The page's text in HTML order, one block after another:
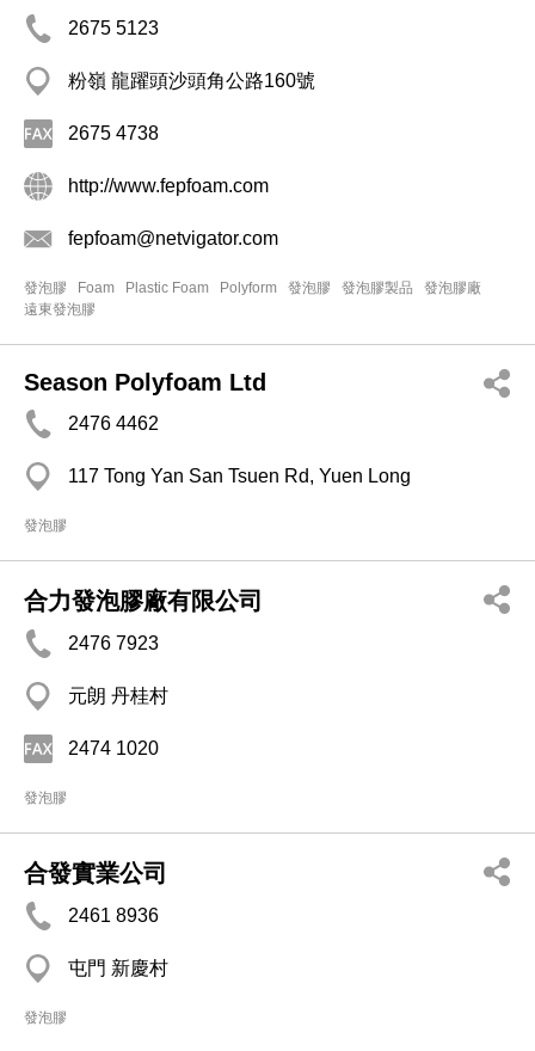
2675 5123
粉嶺 龍躍頭沙頭角公路160號
2675 4738
http://www.fepfoam.com
fepfoam@netvigator.com
發泡膠 Foam Plastic Foam Polyform 發泡膠 發泡膠製品
發泡膠廠
遠東發泡膠
Season Polyfoam Ltd
2476 4462
117 Tong Yan San Tsuen Rd, Yuen Long
發泡膠
合力發泡膠廠有限公司
2476 7923
元朗 丹桂村
2474 1020
發泡膠
合發實業公司
2461 8936
屯門 新慶村
發泡膠